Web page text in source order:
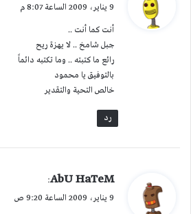
ل
9 يناير، 2009 الساعة 8:07 م
أنت كما أنت ..
جبل شامخ .. لا يهزة ريح
رائع ما كتبته .. وما تكتبه دائماً
بالتوفيق يا محمود
خالص التحية والتقدير
رد
يAbU HaTeM
:
9 يناير، 2009 الساعة 9:20 ص